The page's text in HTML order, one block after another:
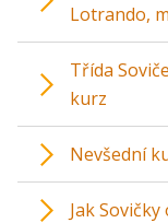
Lotrando,
Třída
kurz
Nevšední
Jak